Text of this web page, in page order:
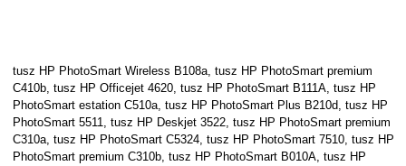
tusz HP PhotoSmart Wireless B108a, tusz HP PhotoSmart premium
C410b, tusz HP Officejet 4620, tusz HP PhotoSmart B111A, tusz HP
PhotoSmart estation C510a, tusz HP PhotoSmart Plus B210d, tusz HP
PhotoSmart 5511, tusz HP Deskjet 3522, tusz HP PhotoSmart premium
C310a, tusz HP PhotoSmart C5324, tusz HP PhotoSmart 7510, tusz HP
PhotoSmart premium C310b, tusz HP PhotoSmart B010A, tusz HP